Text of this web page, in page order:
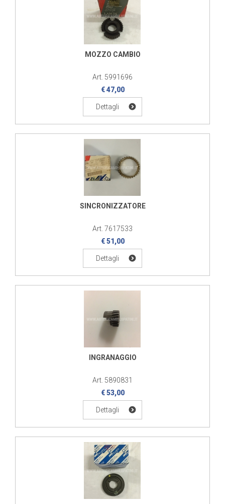
MOZZO CAMBIO
Art. 5991696
€ 47,00
Dettagli
SINCRONIZZATORE
Art. 7617533
€ 51,00
Dettagli
INGRANAGGIO
Art. 5890831
€ 53,00
Dettagli